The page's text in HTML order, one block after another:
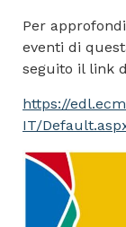
Per
eventi di
seguito il link
https://
IT/